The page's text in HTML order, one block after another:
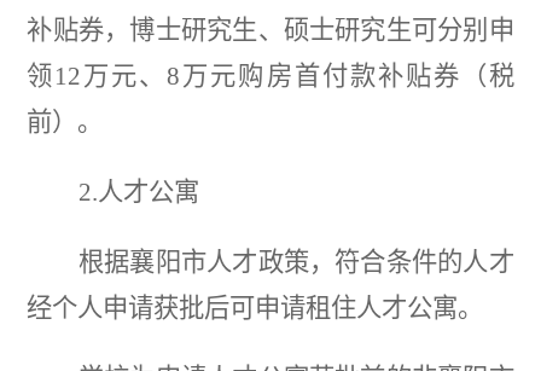
补贴券，博士研究生、硕士研究生可分别申
领 12万元、8万元购房首付款补贴券（税
前）。
2.人才公寓
根据襄阳市人才政策，符合条件的人才
经个人申请获批后可申请租住人才公寓。